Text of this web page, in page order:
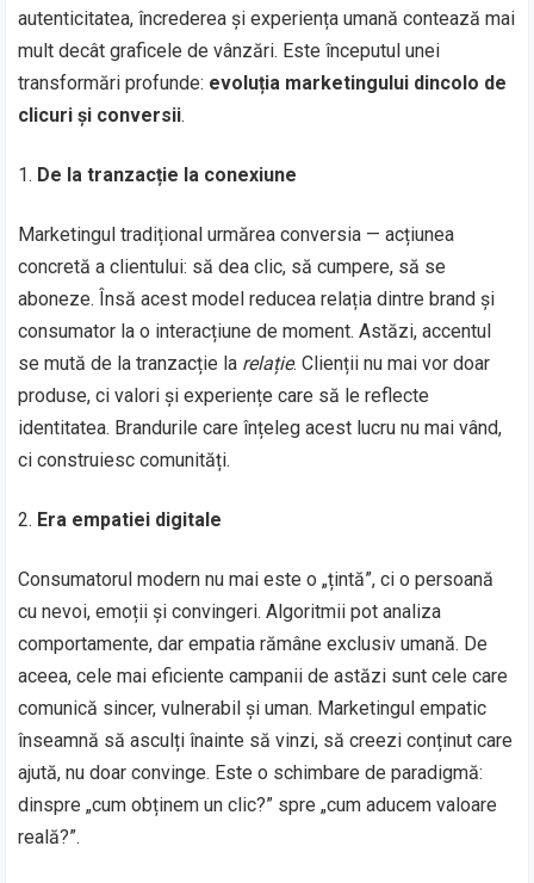
autenticitatea, încrederea și experiența umană contează mai
mult decât graficele de vânzări. Este începutul unei
transformări profunde: evoluția marketingului dincolo de
clicuri și conversii.
De la tranzacție la conexiune
Marketingul tradițional urmărea conversia — acțiunea
concretă a clientului: să dea clic, să cumpere, să se
aboneze. Însă acest model reducea relația dintre brand și
consumator la o interacțiune de moment. Astăzi, accentul
se mută de la tranzacție la relație. Clienții nu mai vor doar
produse, ci valori și experiențe care să le reflecte
identitatea. Brandurile care înțeleg acest lucru nu mai vând,
ci construiesc comunități.
Era empatiei digitale
Consumatorul modern nu mai este o „țintă”, ci o persoană
cu nevoi, emoții și convingeri. Algoritmii pot analiza
comportamente, dar empatia rămâne exclusiv umană. De
aceea, cele mai eficiente campanii de astăzi sunt cele care
comunică sincer, vulnerabil și uman. Marketingul empatic
înseamnă să asculți înainte să vinzi, să creezi conținut care
ajută, nu doar convinge. Este o schimbare de paradigmă:
dinspre „cum obținem un clic?” spre „cum aducem valoare
reală?”.